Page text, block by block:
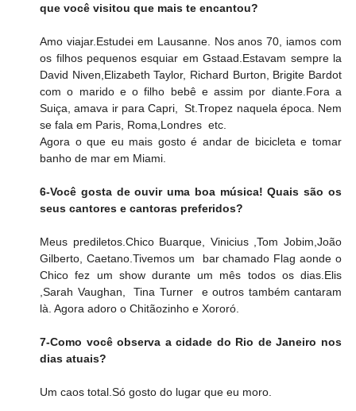
que você visitou que mais te encantou?
Amo viajar.Estudei em Lausanne. Nos anos 70, iamos com
os filhos pequenos esquiar em Gstaad.Estavam sempre la
David Niven,Elizabeth Taylor, Richard Burton, Brigite Bardot
com o marido e o filho bebê e assim por diante.Fora a
Suiça, amava ir para Capri,  St.Tropez naquela época. Nem
se fala em Paris, Roma,Londres  etc.
Agora o que eu mais gosto é andar de bicicleta e tomar
banho de mar em Miami.
6-Você gosta de ouvir uma boa música! Quais são os
seus cantores e cantoras preferidos?
Meus prediletos.Chico Buarque, Vinicius ,Tom Jobim,João
Gilberto, Caetano.Tivemos um  bar chamado Flag aonde o
Chico fez um show durante um mês todos os dias.Elis
,Sarah Vaughan,  Tina Turner  e outros também cantaram
là. Agora adoro o Chitãozinho e Xororó.
7-Como você observa a cidade do Rio de Janeiro nos
dias atuais?
Um caos total.Só gosto do lugar que eu moro.